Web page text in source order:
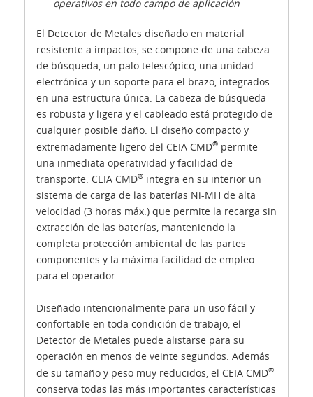
operativos en todo campo de aplicación
El Detector de Metales diseñado en material
resistente a impactos, se compone de una cabeza
de búsqueda, un palo telescópico, una unidad
electrónica y un soporte para el brazo, integrados
en una estructura única. La cabeza de búsqueda
es robusta y ligera y el cableado está protegido de
cualquier posible daño. El diseño compacto y
extremadamente ligero del CEIA CMD® permite
una inmediata operatividad y facilidad de
transporte. CEIA CMD® integra en su interior un
sistema de carga de las baterías Ni-MH de alta
velocidad (3 horas máx.) que permite la recarga sin
extracción de las baterías, manteniendo la
completa protección ambiental de las partes
componentes y la máxima facilidad de empleo
para el operador.
Diseñado intencionalmente para un uso fácil y
confortable en toda condición de trabajo, el
Detector de Metales puede alistarse para su
operación en menos de veinte segundos. Además
de su tamaño y peso muy reducidos, el CEIA CMD®
conserva todas las más importantes características